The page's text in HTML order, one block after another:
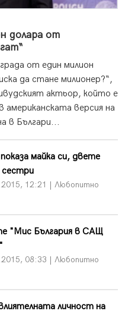
долара от
от един милион
да стане милионер?“,
актьор, който е
версия на
в Българи...
майка си, двете
12:21 | Любопитно
"Мис България в САЩ
08:33 | Любопитно
личност на